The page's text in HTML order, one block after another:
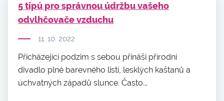
5 tipů pro správnou údržbu vašeho
odvlhčovače vzduchu
11. 10. 2022
Přicházející podzim s sebou přináší přírodní
divadlo plné barevného listí, lesklých kaštanů a
úchvatných západů slunce. Často...